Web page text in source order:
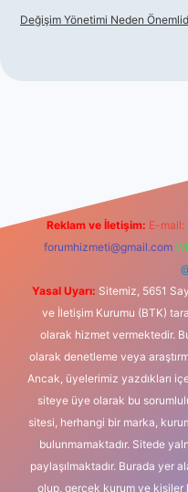
Değişim Yönetimi Neden
Reklam ve İletişim: E-mail:
forumhizmeti@gmail.com
Yasal Uyarı: Sitemiz, 5651
ve İletişim Kurumu (BTK)
olarak hizmet vermektedir.
olarak denetleme veya
Ancak, üyelerimiz yazdıkları
siteye üye olarak bu
sitesi, herhangi bir marka,
bulunmamaktadır. Sitede
paylaşılmaktadır. Burada yer
olup, gerçek kurum ve kişiler